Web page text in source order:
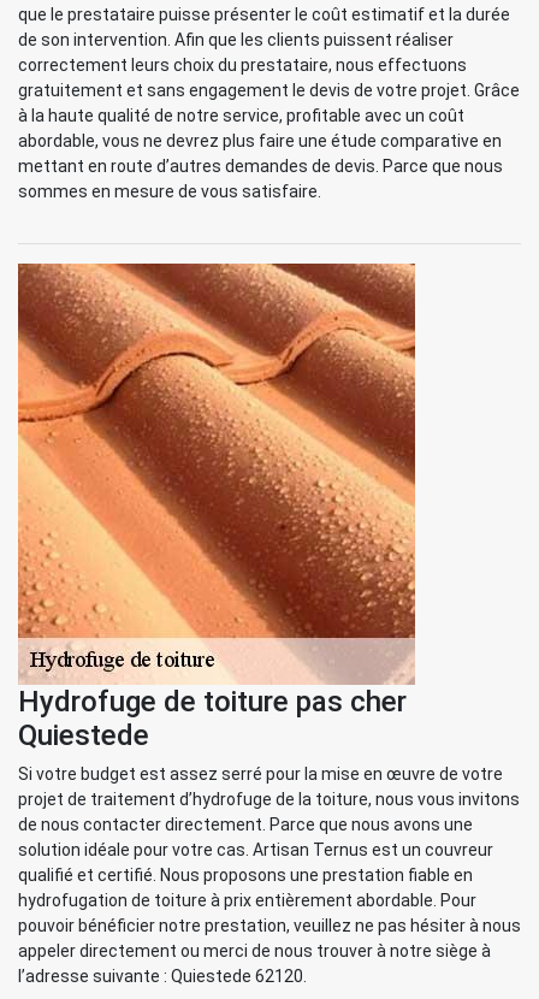
que le prestataire puisse présenter le coût estimatif et la durée
de son intervention. Afin que les clients puissent réaliser
correctement leurs choix du prestataire, nous effectuons
gratuitement et sans engagement le devis de votre projet. Grâce
à la haute qualité de notre service, profitable avec un coût
abordable, vous ne devrez plus faire une étude comparative en
mettant en route d’autres demandes de devis. Parce que nous
sommes en mesure de vous satisfaire.
Hydrofuge de toiture pas cher
Quiestede
Si votre budget est assez serré pour la mise en œuvre de votre
projet de traitement d’hydrofuge de la toiture, nous vous invitons
de nous contacter directement. Parce que nous avons une
solution idéale pour votre cas. Artisan Ternus est un couvreur
qualifié et certifié. Nous proposons une prestation fiable en
hydrofugation de toiture à prix entièrement abordable. Pour
pouvoir bénéficier notre prestation, veuillez ne pas hésiter à nous
appeler directement ou merci de nous trouver à notre siège à
l’adresse suivante : Quiestede 62120.